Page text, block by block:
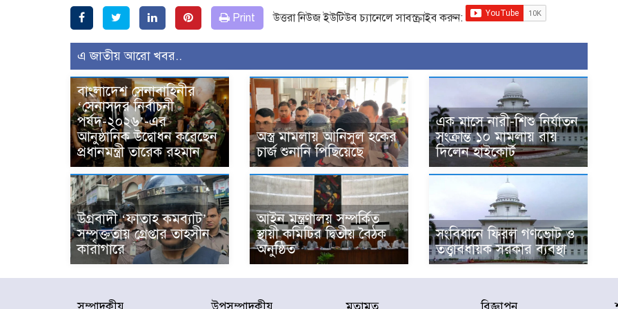
Print উত্তরা নিউজ ইউটিউব চ্যানেলে সাবস্ক্রাইব করুন:
এ জাতীয় আরো খবর..
বাংলাদেশ সেনাবাহিনীর
‘সেনাসদর নির্বাচনী
পর্ষদ-২০২৬’-এর
আনুষ্ঠানিক উদ্বোধন করেছেন
প্রধানমন্ত্রী তারেক রহমান
অস্ত্র মামলায় আনিসুল হকের
চার্জ শুনানি পিছিয়েছে
এক মাসে নারী-শিশু নির্যাতন
সংক্রান্ত ১০ মামলায় রায়
দিলেন হাইকোর্ট
উগ্রবাদী ‘ফাতাহ কমব্যাট’
সম্পৃক্ততায় গ্রেপ্তার তাহসীন
কারাগারে
আইন মন্ত্রণালয় সম্পর্কিত
স্থায়ী কমিটির দ্বিতীয় বৈঠক
অনুষ্ঠিত
সংবিধানে ফিরল গণভোট ও
তত্ত্বাবধায়ক সরকার ব্যবস্থা